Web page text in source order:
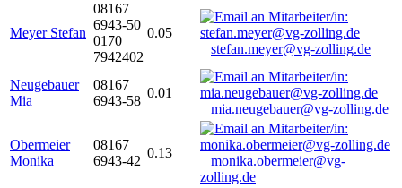
Meyer Stefan
08167
6943-50
0170
7942402
0.05
stefan.meyer@vg-zolling.de
Neugebauer
Mia
08167
6943-58
0.01
mia.neugebauer@vg-zolling.de
Obermeier
Monika
08167
6943-42
0.13
monika.obermeier@vg-
zolling.de